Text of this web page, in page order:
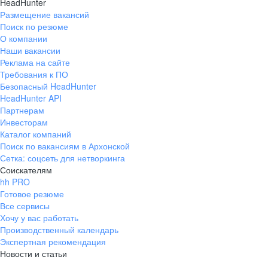
HeadHunter
Размещение вакансий
Поиск по резюме
О компании
Наши вакансии
Реклама на сайте
Требования к ПО
Безопасный HeadHunter
HeadHunter API
Партнерам
Инвесторам
Каталог компаний
Поиск по вакансиям в Архонской
Сетка: соцсеть для нетворкинга
Соискателям
hh PRO
Готовое резюме
Все сервисы
Хочу у вас работать
Производственный календарь
Экспертная рекомендация
Новости и статьи